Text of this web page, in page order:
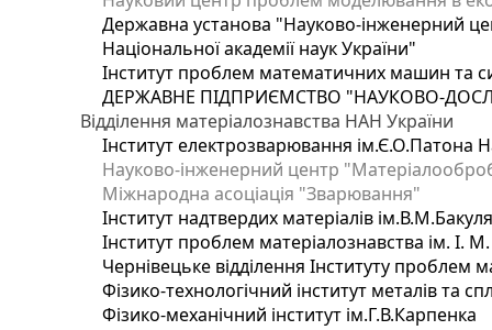
Державна установа "Науково-інженерний
Національної академії наук України"
Інститут проблем математичних машин та
ДЕРЖАВНЕ ПІДПРИЄМСТВО "НАУКОВО-
Відділення матеріалознавства НАН України
Інститут електрозварювання ім.Є.О.Патона
Науково-інженерний центр
Міжнародна асоціація "Зварювання"
Інститут надтвердих матеріалів
Інститут проблем матеріалознавства ім. І.
Чернівецьке відділення Інституту проблем
Фізико-технологічний інститут металів та
Фізико-механічний інститут ім.Г.В.Карпенка